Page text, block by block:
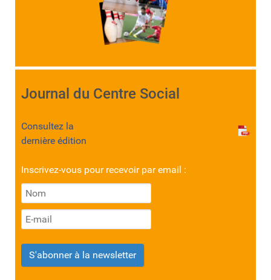
Journal du Centre Social
Consultez la
dernière édition
Inscrivez-vous pour recevoir par email :
S'abonner à la newsletter